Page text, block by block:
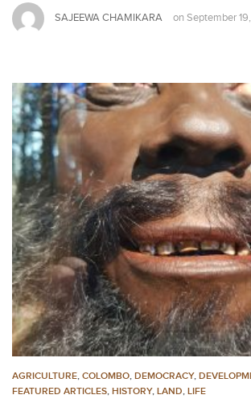
SAJEEWA CHAMIKARA on September
AGRICULTURE, COLOMBO, DEMOCRACY,
FEATURED ARTICLES, HISTORY, LAND, LIFE